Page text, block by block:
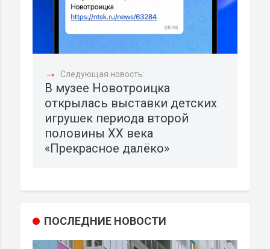
→ Следующая новость:
В музее Новотроицка
открылась выставки детских
игрушек периода второй
половины XX века
«Прекрасное далёко»
ПОСЛЕДНИЕ НОВОСТИ